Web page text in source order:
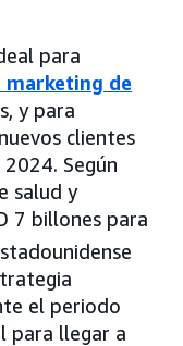
para
marketing de
y para
clientes
Según
salud y
7 billones para
el periodo
para llegar a